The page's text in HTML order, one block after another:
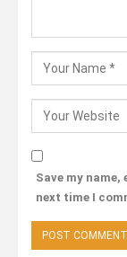
Save my
next time I